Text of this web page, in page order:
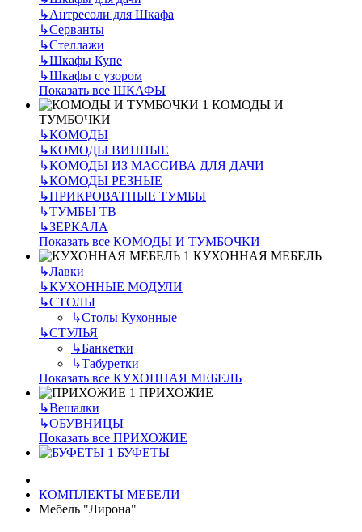
↳Антресоли для Шкафа
↳Серванты
↳Стеллажи
↳Шкафы Купе
↳Шкафы с узором
Показать все ШКАФЫ
КОМОДЫ И
ТУМБОЧКИ
↳КОМОДЫ
↳КОМОДЫ ВИННЫЕ
↳КОМОДЫ ИЗ МАССИВА ДЛЯ ДАЧИ
↳КОМОДЫ РЕЗНЫЕ
↳ПРИКРОВАТНЫЕ ТУМБЫ
↳ТУМБЫ ТВ
↳ЗЕРКАЛА
Показать все КОМОДЫ И ТУМБОЧКИ
КУХОННАЯ МЕБЕЛЬ
↳Лавки
↳КУХОННЫЕ МОДУЛИ
↳СТОЛЫ
↳Столы Кухонные
↳СТУЛЬЯ
↳Банкетки
↳Табуретки
Показать все КУХОННАЯ МЕБЕЛЬ
ПРИХОЖИЕ
↳Вешалки
↳ОБУВНИЦЫ
Показать все ПРИХОЖИЕ
БУФЕТЫ
КОМПЛЕКТЫ МЕБЕЛИ
Мебель "Лирона"